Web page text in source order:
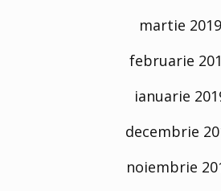
martie 2019
februarie
ianuarie
decembrie
noiembrie